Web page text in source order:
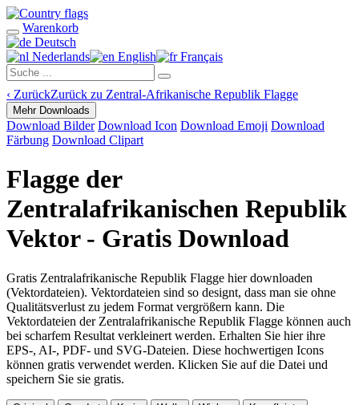
Warenkorb
Deutsch
Nederlands
English Français
‹ ZurückZurück zu Zentral-Afrikanische Republik Flagge
Mehr Downloads
Download Bilder Download Icon Download Emoji Download
Färbung Download Clipart
Flagge der
Zentralafrikanischen Republik
Vektor - Gratis Download
Gratis Zentralafrikanische Republik Flagge hier downloaden
(Vektordateien). Vektordateien sind so designt, dass man sie ohne
Qualitätsverlust zu jedem Format vergrößern kann. Die
Vektordateien der Zentralafrikanische Republik Flagge können auch
bei scharfem Resultat verkleinert werden. Erhalten Sie hier ihre
EPS-, AI-, PDF- und SVG-Dateien. Diese hochwertigen Icons
können gratis verwendet werden. Klicken Sie auf die Datei und
speichern Sie sie gratis.